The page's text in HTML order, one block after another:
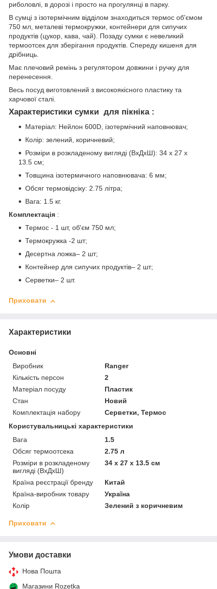
риболовлі, в дорозі і просто на прогулянці в парку.
В сумці з ізотермічним відділом знаходиться термос об'ємом
750 мл, металеві термокружки, контейнери для сипучих
продуктів (цукор, кава, чай). Позаду сумки є невеликий
термоотсек для зберігання продуктів. Спереду кишеня для
дрібниць.
Має плечовий ремінь з регулятором довжини і ручку для
перенесення.
Весь посуд виготовлений з високоякісного пластику та
харчової сталі.
Характеристики сумки для пікніка :
Матеріал: Нейлон 600D, ізотермічний наповнювач;
Колір: зелений, коричневий;
Розміри в розкладеному вигляді (ВхДхШ): 34 х 27 х
13.5 см;
Товщина ізотермичного наповнювача: 6 мм;
Обсяг термовідсіку: 2.75 літра;
Вага: 1.5 кг.
Комплектація :
Термос - 1 шт, об'єм 750 мл;
Термокружка -2 шт;
Десертна ложка– 2 шт;
Контейнер для сипучих продуктів– 2 шт;
Серветки– 2 шт.
Приховати
Характеристики
Основні
Виробник
Ranger
Кількість персон
2
Матеріал посуду
Пластик
Стан
Новий
Комплектація набору
Серветки, Термос
Користувальницькі характеристики
Вага
1.5
Обсяг термоотсека
2.75 л
Розміри в розкладеному
вигляді (ВхДхШ)
34 х 27 х 13.5 см
Країна реєстрації бренду
Китай
Країна-виробник товару
Україна
Колір
Зелений з коричневим
Приховати
Умови доставки
Нова Пошта
Магазини Rozetka